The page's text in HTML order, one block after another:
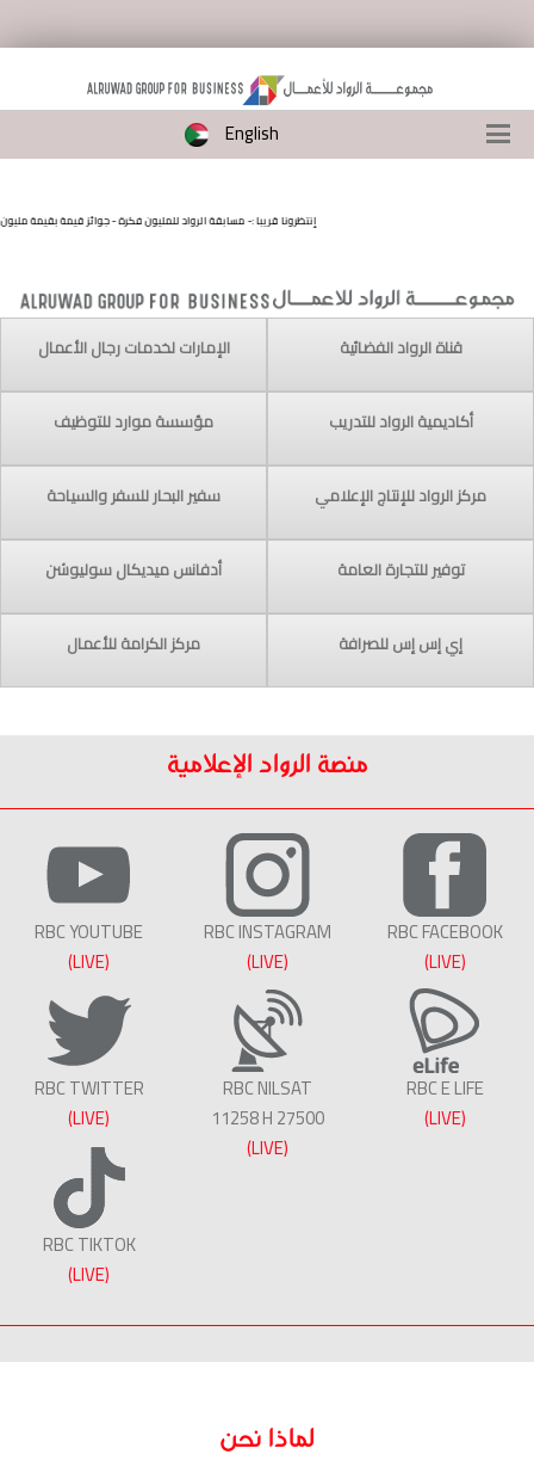
English
إنتظرونا قريبا :- مسابقة الرواد للمليون فكرة - جوائز قيمة بقيمة مليون
قناة الرواد الفضائية الإمارات لخدمات رجال الأعمال
أكاديمية الرواد للتدريب مؤسسة موارد للتوظيف
مركز الرواد للإنتاج الإعلامي سفير البحار للسفر والسياحة
توفير للتجارة العامة أدفانس ميديكال سوليوشن
إي إس إس للصرافة مركز الكرامة للأعمال
منصة الرواد الإعلامية
RBC FACEBOOK
(LIVE)
RBC INSTAGRAM
(LIVE)
RBC YOUTUBE
(LIVE)
RBC E LIFE
(LIVE)
RBC NILSAT
11258 H 27500
(LIVE)
RBC TWITTER
(LIVE)
RBC TIKTOK
(LIVE)
لماذا نحن